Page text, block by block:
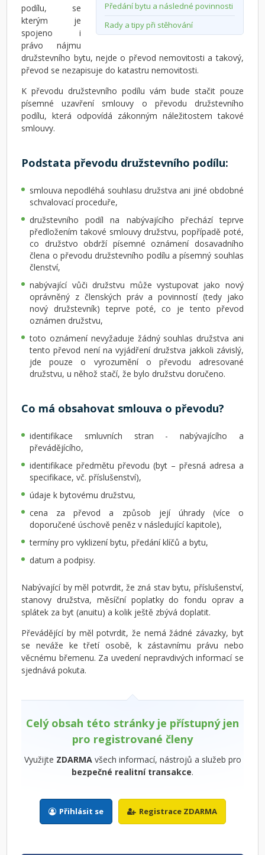
Předání bytu a následné povinnosti
Rady a tipy při stěhování
podílu, se
kterým je
spojeno i
právo nájmu
družstevního bytu, nejde o převod nemovitosti a takový,
převod se nezapisuje do katastru nemovitosti.
K převodu družstevního podílu vám bude stačit pouze
písemné uzavření smlouvy o převodu družstevního
podílu, která odpovídá zákonným náležitostem takové
smlouvy.
Podstata převodu družstevního podílu:
smlouva nepodléhá souhlasu družstva ani jiné obdobné
schvalovací proceduře,
družstevního podíl na nabývajícího přechází teprve
předložením takové smlouvy družstvu, popřípadě poté,
co družstvo obdrží písemné oznámení dosavadního
člena o převodu družstevního podílu a písemný souhlas
členství,
nabývající vůči družstvu může vystupovat jako nový
oprávněný z členských práv a povinností (tedy jako
nový družstevník) teprve poté, co je tento převod
oznámen družstvu,
toto oznámení nevyžaduje žádný souhlas družstva ani
tento převod není na vyjádření družstva jakkoli závislý,
jde pouze o vyrozumění o převodu adresované
družstvu, u něhož stačí, že bylo družstvu doručeno.
Co má obsahovat smlouva o převodu?
identifikace smluvních stran - nabývajícího a
převádějícího,
identifikace předmětu převodu (byt – přesná adresa a
specifikace, vč. příslušenství),
údaje k bytovému družstvu,
cena za převod a způsob její úhrady (více o
doporučené úschově peněz v následující kapitole),
termíny pro vyklizení bytu, předání klíčů a bytu,
datum a podpisy.
Nabývající by měl potvrdit, že zná stav bytu, příslušenství,
stanovy družstva, měsíční poplatky do fondu oprav a
splátek za byt (anuitu) a kolik ještě zbývá doplatit.
Převádějící by měl potvrdit, že nemá žádné závazky, byt
se neváže ke třetí osobě, k zástavnímu právu nebo
věcnému břemenu. Za uvedení nepravdivých informací se
sjednává pokuta.
Celý obsah této stránky je přístupný jen
pro registrované členy
Využijte ZDARMAvšech informací, nástrojů a služeb pro
bezpečné realitní transakce.
Přihlásit se Registrace ZDARMA